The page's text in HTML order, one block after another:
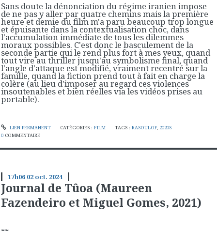
Sans doute la dénonciation du régime iranien impose
de ne pas y aller par quatre chemins mais la première
heure et demie du film m'a paru beaucoup trop longue
et épuisante dans la contextualisation choc, dans
l'accumulation immédiate de tous les dilemmes
moraux possibles. C'est donc le basculement de la
seconde partie qui le rend plus fort à mes yeux, quand
tout vire au thriller jusqu'au symbolisme final, quand
l'angle d'attaque est modifié, vraiment recentré sur la
famille, quand la fiction prend tout à fait en charge la
colère (au lieu d'imposer au regard ces violences
insoutenables et bien réelles via les vidéos prises au
portable).
LIEN PERMANENT CATÉGORIES : FILM TAGS :RASOULOF, 2020S
0 COMMENTAIRE
17h06 02 oct. 2024
Journal de Tûoa (Maureen
Fazendeiro et Miguel Gomes, 2021)